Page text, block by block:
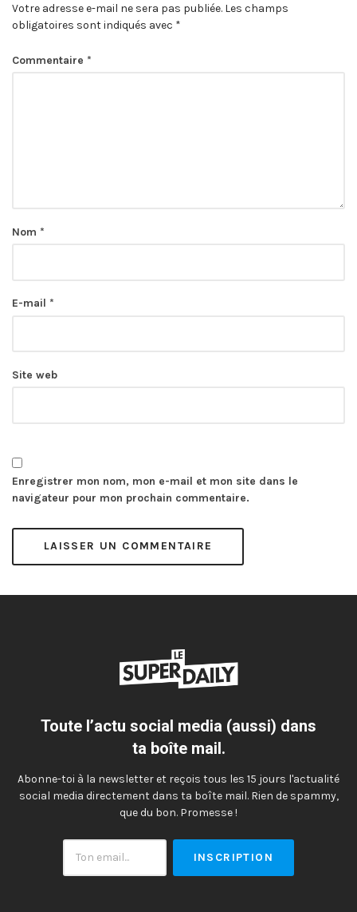
Votre adresse e-mail ne sera pas publiée. Les champs
obligatoires sont indiqués avec *
Commentaire *
Nom *
E-mail *
Site web
Enregistrer mon nom, mon e-mail et mon site dans le
navigateur pour mon prochain commentaire.
Toute l’actu social media (aussi) dans
ta boîte mail.
Abonne-toi à la newsletter et reçois tous les 15 jours l'actualité
social media directement dans ta boîte mail. Rien de spammy,
que du bon. Promesse !